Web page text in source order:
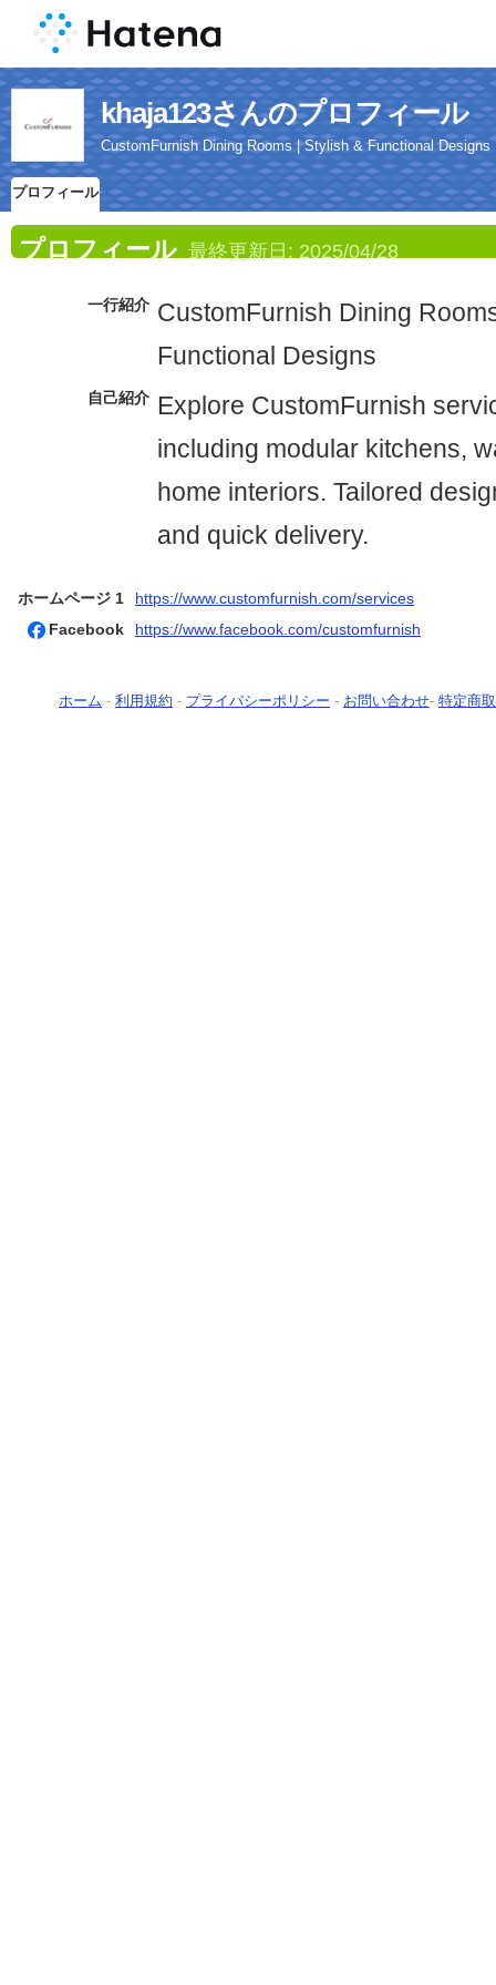
khaja123さんのプロフィール
CustomFurnish Dining Rooms | Stylish & Functional Designs
プロフィール
プロフィール 最終更新日: 2025/04/28
一行紹介 CustomFurnish Dining
Functional Designs
自己紹介 Explore CustomFurnish
including modular kitchens,
home interiors. Tailored
and quick delivery.
ホームページ 1
https://www.customfurnish.com/services
Facebook
https://www.facebook.com/customfurnish
ホーム - 利用規約 - プライバシーポリシー - お問い合わせ- 特定商